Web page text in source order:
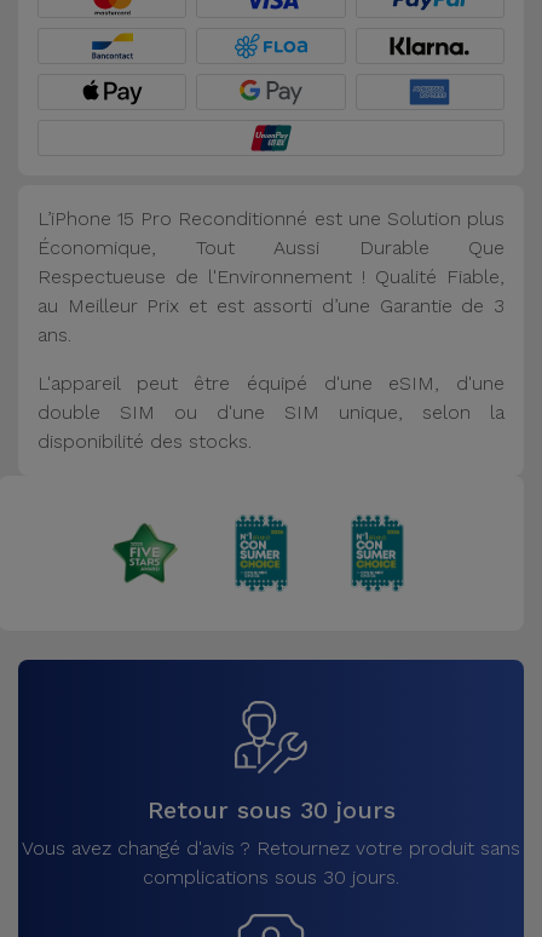
L’iPhone 15 Pro Reconditionné est une Solution plus
Économique, Tout Aussi Durable Que
Respectueuse de l'Environnement ! Qualité Fiable,
au Meilleur Prix et est assorti d’une Garantie de 3
ans.
L'appareil peut être équipé d'une eSIM, d'une
double SIM ou d'une SIM unique, selon la
disponibilité des stocks.
Retour sous 30 jours
Vous avez changé d'avis ? Retournez votre produit sans
complications sous 30 jours.